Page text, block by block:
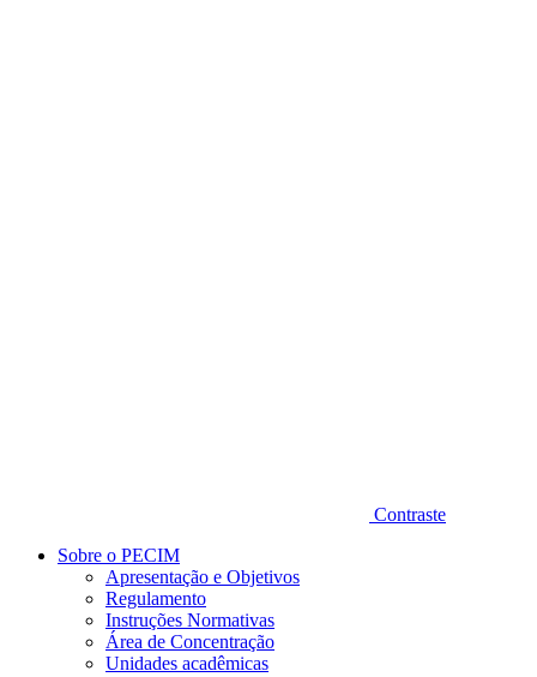
Contraste
Sobre o PECIM
Apresentação e Objetivos
Regulamento
Instruções Normativas
Área de Concentração
Unidades acadêmicas